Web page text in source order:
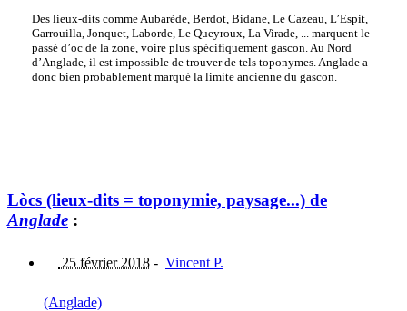
Des lieux-dits comme Aubarède, Berdot, Bidane, Le Cazeau, L’Espit,
Garrouilla, Jonquet, Laborde, Le Queyroux, La Virade, ... marquent le
passé d’oc de la zone, voire plus spécifiquement gascon. Au Nord
d’Anglade, il est impossible de trouver de tels toponymes. Anglade a
donc bien probablement marqué la limite ancienne du gascon.
Lòcs (lieux-dits = toponymie, paysage...) de
Anglade :
25 février 2018 - Vincent P.
(Anglade)